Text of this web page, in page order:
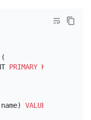
PRIMARY KEY
VALUES